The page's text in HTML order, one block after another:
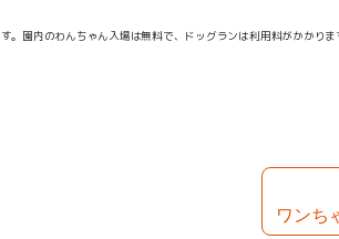
。園内のわんちゃん入場は無料で、ドッグランは利用料がかかりま
ワンち